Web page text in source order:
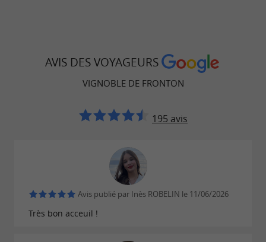
AVIS DES VOYAGEURS
VIGNOBLE DE FRONTON
195 avis
Avis publié par Inès ROBELIN le 11/06/2026
Très bon acceuil !